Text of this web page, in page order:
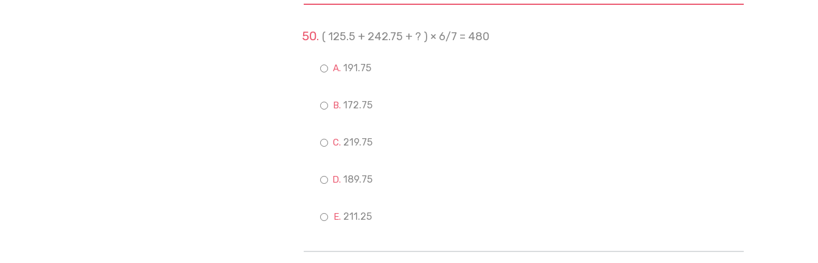
( 125.5 + 242.75 + ? ) × 6/7 = 480
191.75
172.75
219.75
189.75
211.25